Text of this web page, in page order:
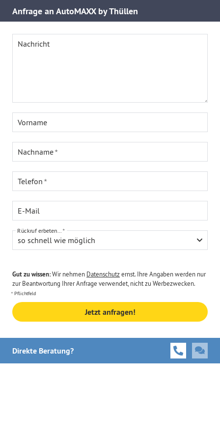
Anfrage an AutoMAXX by Thüllen
Nachricht
Vorname
Nachname
Telefon
E-Mail
so schnell wie möglich
Rückruf erbeten...
Gut zu wissen:Wir nehmen Datenschutzernst. Ihre Angaben werden nur
zur Beantwortung Ihrer Anfrage verwendet, nicht zu Werbezwecken.
Pflichtfeld
Jetzt anfragen!
Direkte Beratung?